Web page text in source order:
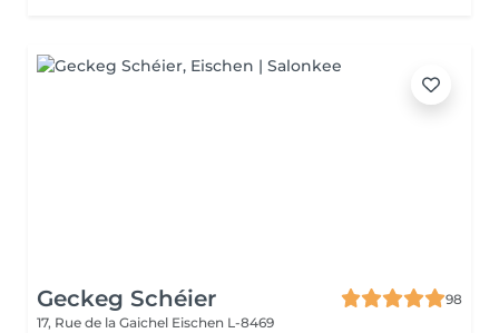
Geckeg Schéier
98
17, Rue de la Gaichel Eischen L-8469